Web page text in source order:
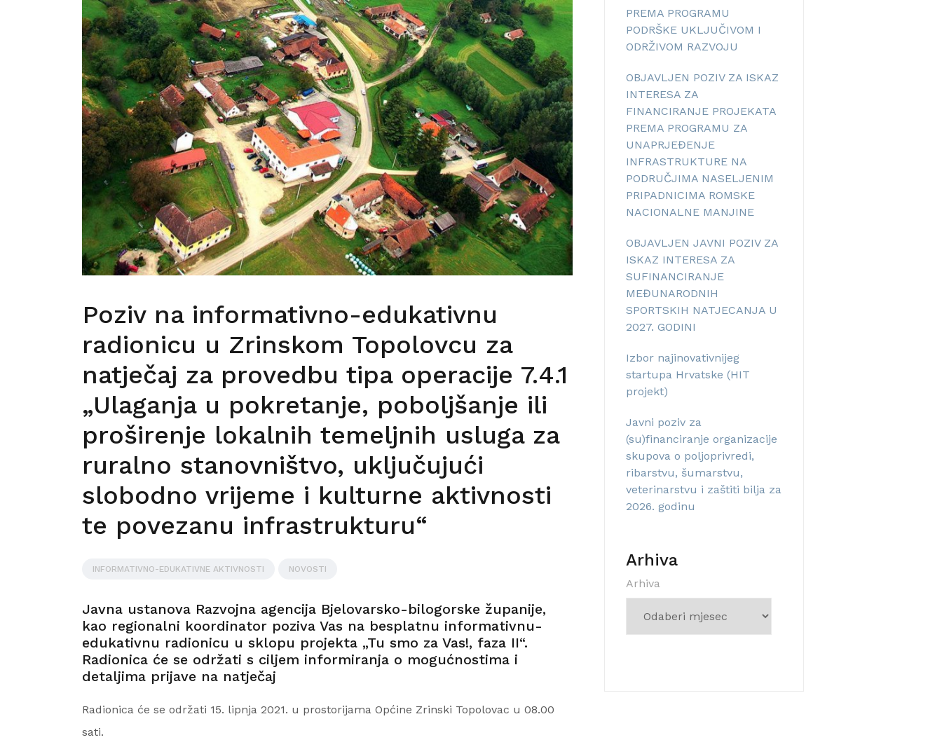
Poziv na informativno-edukativnu
radionicu u Zrinskom Topolovcu za
natječaj za provedbu tipa operacije 7.4.1
„Ulaganja u pokretanje, poboljšanje ili
proširenje lokalnih temeljnih usluga za
ruralno stanovništvo, uključujući
slobodno vrijeme i kulturne aktivnosti
te povezanu infrastrukturu“
INFORMATIVNO-EDUKATIVNE AKTIVNOSTI NOVOSTI
Javna ustanova Razvojna agencija Bjelovarsko-bilogorske županije,
kao regionalni koordinator poziva Vas na besplatnu informativnu-
edukativnu radionicu u sklopu projekta „Tu smo za Vas!, faza II“.
Radionica će se održati s ciljem informiranja o mogućnostima i
detaljima prijave na natječaj
Radionica će se održati 15. lipnja 2021. u prostorijama Općine Zrinski Topolovac u 08.00
sati.
PREMA PROGRAMU
PODRŠKE UKLJUČIVOM I
ODRŽIVOM RAZVOJU
OBJAVLJEN POZIV ZA ISKAZ
INTERESA ZA
FINANCIRANJE PROJEKATA
PREMA PROGRAMU ZA
UNAPRJEĐENJE
INFRASTRUKTURE NA
PODRUČJIMA NASELJENIM
PRIPADNICIMA ROMSKE
NACIONALNE MANJINE
OBJAVLJEN JAVNI POZIV ZA
ISKAZ INTERESA ZA
SUFINANCIRANJE
MEĐUNARODNIH
SPORTSKIH NATJECANJA U
2027. GODINI
Izbor najinovativnijeg
startupa Hrvatske (HIT
projekt)
Javni poziv za
(su)financiranje organizacije
skupova o poljoprivredi,
ribarstvu, šumarstvu,
veterinarstvu i zaštiti bilja za
2026. godinu
Arhiva
Arhiva